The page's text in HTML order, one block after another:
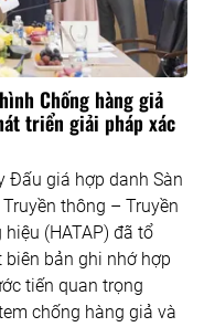
Chống hàng giả
triển giải pháp xác
Đấu giá hợp danh Sàn
thông – Truyền
(HATAP) đã tổ
bản ghi nhớ hợp
tiến quan trọng
chống hàng giả và